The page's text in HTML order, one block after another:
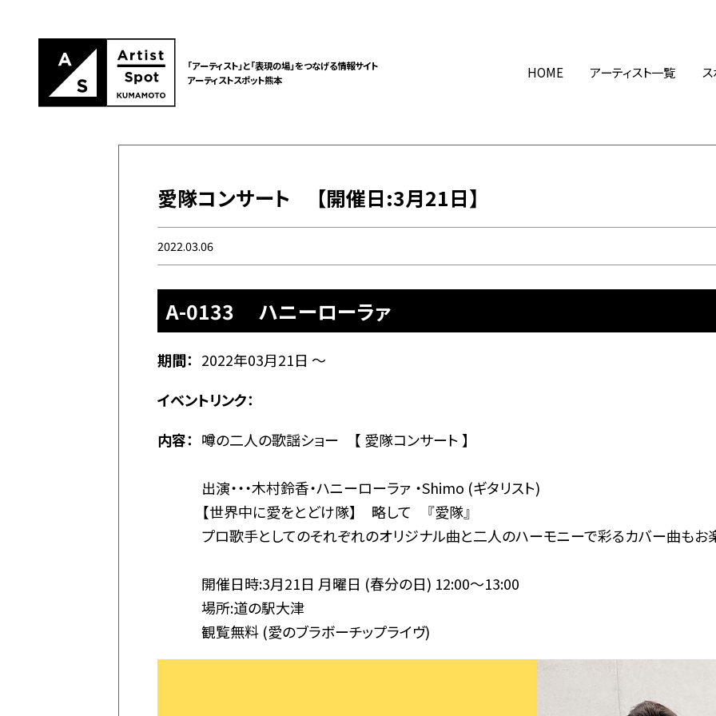
「アーティスト」と「表現の場」をつなげる情報サイト
アーティストスポット熊本
HOME アーティスト一覧
愛隊コンサート 【開催日:3月21日】
2022.03.06
A-0133 ハニーローラァ
期間： 2022年03月21日 ～
イベントリンク：
内容： 噂の二人の歌謡ショー 【 愛隊コンサート 】
出演・・・木村鈴香・ハニーローラァ ・Shimo (ギタリスト)
【世界中に愛をとどけ隊】 略して 『愛隊』
プロ歌手としてのそれぞれのオリジナル曲と二人のハーモニーで彩るカバー曲もお
開催日時:3月21日 月曜日 (春分の日) 12:00〜13:00
場所:道の駅大津
観覧無料 (愛のブラボーチップライヴ)